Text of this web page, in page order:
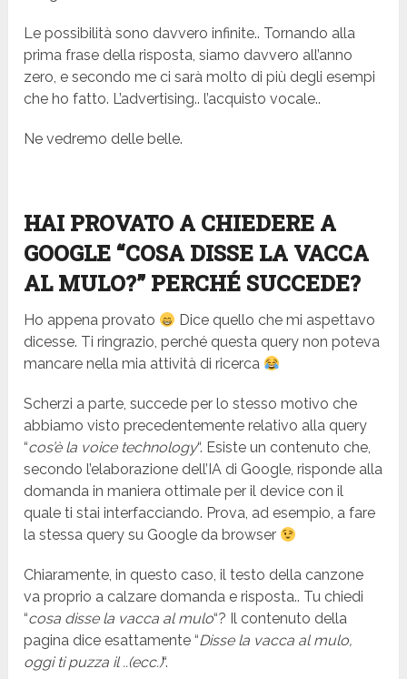
Le possibilità sono davvero infinite.. Tornando alla
prima frase della risposta, siamo davvero all’anno
zero, e secondo me ci sarà molto di più degli esempi
che ho fatto. L’advertising.. l’acquisto vocale..
Ne vedremo delle belle.
HAI PROVATO A CHIEDERE A
GOOGLE “COSA DISSE LA VACCA
AL MULO?” PERCHÉ SUCCEDE?
Ho appena provato
Dice quello che mi aspettavo
dicesse. Ti ringrazio, perché questa query non poteva
mancare nella mia attività di ricerca
Scherzi a parte, succede per lo stesso motivo che
abbiamo visto precedentemente relativo alla query
“cos’è la voice technology“. Esiste un contenuto che,
secondo l’elaborazione dell’IA di Google, risponde alla
domanda in maniera ottimale per il device con il
quale ti stai interfacciando. Prova, ad esempio, a fare
la stessa query su Google da browser
Chiaramente, in questo caso, il testo della canzone
va proprio a calzare domanda e risposta.. Tu chiedi
“cosa disse la vacca al mulo“? Il contenuto della
pagina dice esattamente “Disse la vacca al mulo,
oggi ti puzza il ..(ecc.)“.